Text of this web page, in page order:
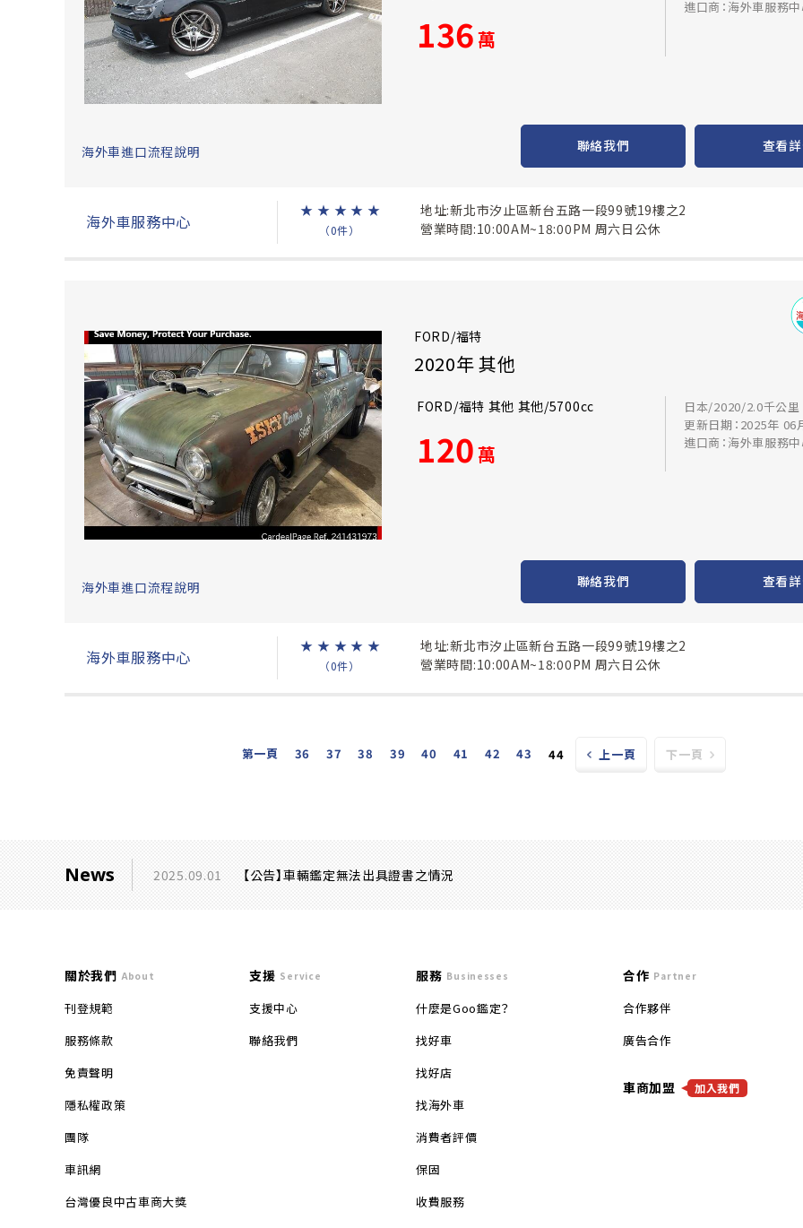
136萬
進口商：海外車服務
海外車進口流程說明 聯絡我們 查看
海外車服務中心
★ ★ ★ ★ ★
（0件）
地址:新北市汐止區新台五路一段99號19樓之2
營業時間:10:00AM~18:00PM 周六日公休
FORD/福特
2020年 其他
FORD/福特 其他 其他/5700cc
120萬
日本/2020/2.0千公里
更新日期：2025年 06
進口商：海外車服務
海外車進口流程說明 聯絡我們 查看
海外車服務中心
★ ★ ★ ★ ★
（0件）
地址:新北市汐止區新台五路一段99號19樓之2
營業時間:10:00AM~18:00PM 周六日公休
第一頁 36 37 38 39 40 41 42 43 44 上一頁 下一頁
News 2025.09.01 【公告】車輛鑑定無法出具證書之情況
關於我們 About
刊登規範
服務條款
免責聲明
隱私權政策
團隊
車訊網
台灣優良中古車商大獎
支援 Service
支援中心
聯絡我們
服務 Businesses
什麼是Goo鑑定？
找好車
找好店
找海外車
消費者評價
保固
收費服務
合作 Partner
合作夥伴
廣告合作
車商加盟 加入我們